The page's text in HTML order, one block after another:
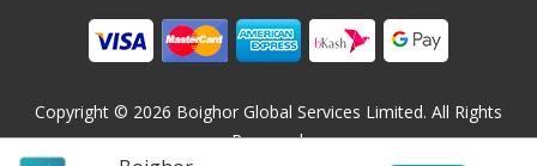
Copyright © 2026 Boighor Global Services Limited. All Rights
Reserved.